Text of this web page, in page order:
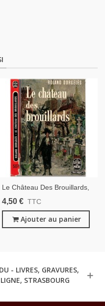
Le Château Des Brouillards,
Roland Dorgelès, 1962 -
Montmartre
4,50 € TTC
Ajouter au panier
- LIVRES, GRAVURES,
STRASBOURG